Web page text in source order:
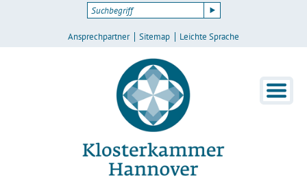
Ansprechpartner Sitemap Leichte Sprache